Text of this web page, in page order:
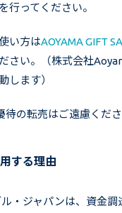
行ってください。
い方はAOYAMA GIFT
さい。（株式会社
します）
待の転売はご遠慮くださ
する理由
ル・ジャパンは、資金調